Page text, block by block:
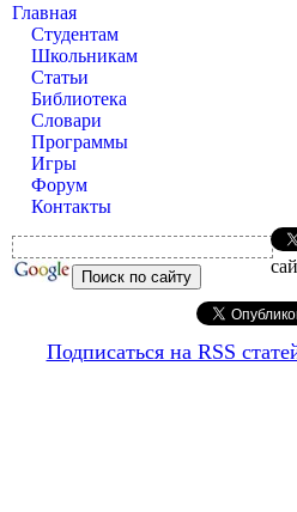
Главная
Студентам
Школьникам
Статьи
Библиотека
Словари
Программы
Игры
Форум
Контакты
Подписаться на RSS